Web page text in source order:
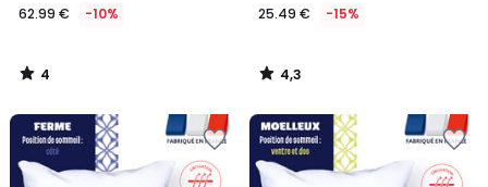
62.99 € -10%
4
/
25.49 € -15%
4,3
/